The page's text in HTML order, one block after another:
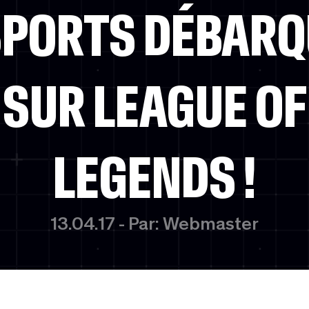
SUR LEAGUE OF
LEGENDS !
13.04.17 - Par: Webmaster